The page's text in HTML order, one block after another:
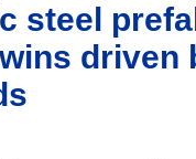
steel
driven